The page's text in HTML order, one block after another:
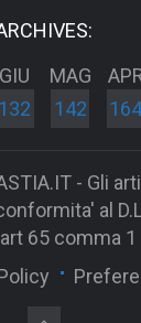
GIU
132
MAG
142
164
- Gli
al
65 comma 1